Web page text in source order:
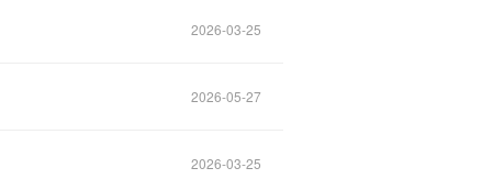
2026-03-25
2026-05-27
2026-03-25